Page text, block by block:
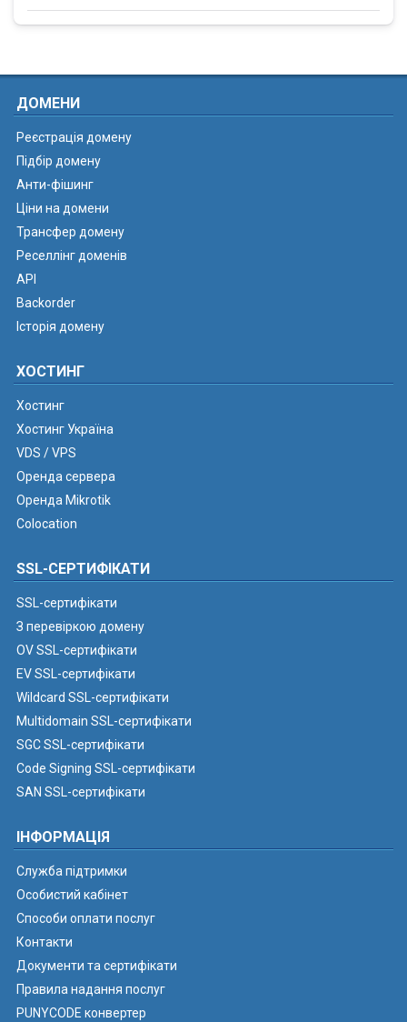
ДОМЕНИ
Реєстрація домену
Підбір домену
Анти-фішинг
Ціни на домени
Трансфер домену
Реселлінг доменів
API
Backorder
Історія домену
ХОСТИНГ
Хостинг
Хостинг Україна
VDS / VPS
Оренда сервера
Оренда Mikrotik
Colocation
SSL-СЕРТИФІКАТИ
SSL-сертифікати
З перевіркою домену
OV SSL-сертифікати
EV SSL-сертифікати
Wildcard SSL-сертифікати
Multidomain SSL-сертифікати
SGC SSL-сертифікати
Code Signing SSL-сертифікати
SAN SSL-сертифікати
ІНФОРМАЦІЯ
Служба підтримки
Особистий кабінет
Способи оплати послуг
Контакти
Документи та сертифікати
Правила надання послуг
PUNYCODE конвертер